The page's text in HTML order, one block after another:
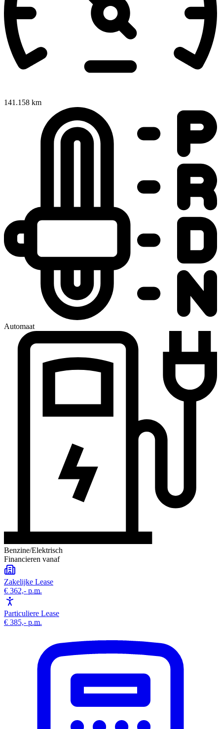
141.158 km
Automaat
Benzine/Elektrisch
Financieren vanaf
Zakelijke Lease
€ 362,- p.m.
Particuliere Lease
€ 385,- p.m.